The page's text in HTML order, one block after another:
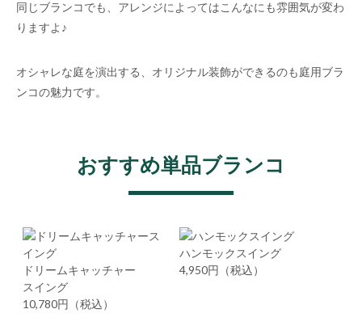
同じブランコでも、アレンジによってはこんなにも雰囲気が変わ
りますよ♪
オシャレな庭を演出する、オリジナル装飾ができるのも庭用ブラ
ンコの魅力です。
おすすめ単品ブランコ
ドリームキャッチャー
スイング
10,780円（税込）
ハンモックスイング
4,950円（税込）